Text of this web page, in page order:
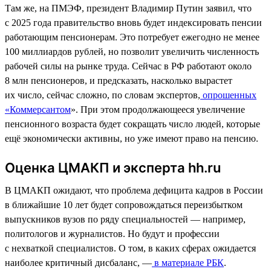
Там же, на ПМЭФ, президент Владимир Путин заявил, что
с 2025 года правительство вновь будет индексировать пенсии
работающим пенсионерам. Это потребует ежегодно не менее
100 миллиардов рублей, но позволит увеличить численность
рабочей силы на рынке труда. Сейчас в РФ работают около
8 млн пенсионеров, и предсказать, насколько вырастет
их число, сейчас сложно, по словам экспертов, опрошенных
«Коммерсантом». При этом продолжающееся увеличение
пенсионного возраста будет сокращать число людей, которые
ещё экономически активны, но уже имеют право на пенсию.
Оценка ЦМАКП и эксперта hh.ru
В ЦМАКП ожидают, что проблема дефицита кадров в России
в ближайшие 10 лет будет сопровождаться переизбытком
выпускников вузов по ряду специальностей — например,
политологов и журналистов. Но будут и профессии
с нехваткой специалистов. О том, в каких сферах ожидается
наиболее критичный дисбаланс, — в материале РБК.